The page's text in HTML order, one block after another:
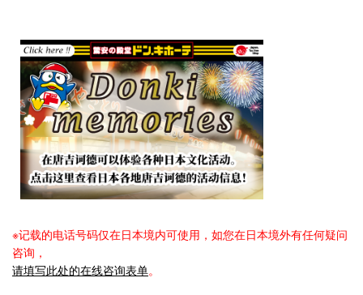
※记载的电话号码仅在日本境内可使用，如您在日本境外有任何疑问
咨询，
请填写此处的在线咨询表单。